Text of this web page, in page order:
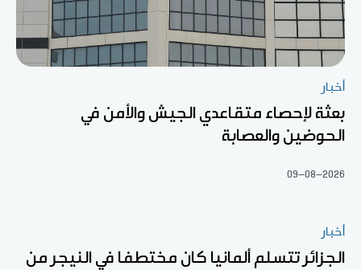
أخبار
بعثة لإحصاء متقاعدي الجيش والأمن في
الحوضين والعصابة
09-08-2026
أخبار
الجزائر تتسلم ألمانيا كان مختطفا في النيجر من